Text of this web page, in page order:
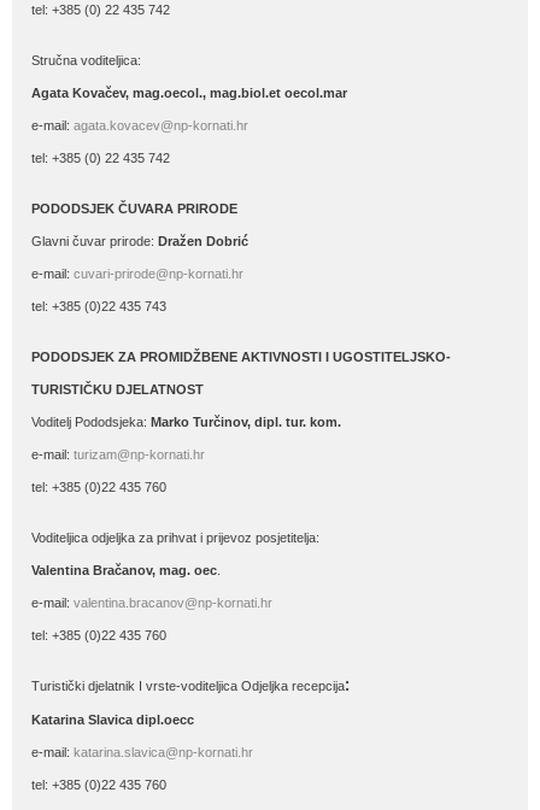
tel: +385 (0) 22 435 742
Stručna voditeljica:
Agata Kovačev, mag.oecol., mag.biol.et oecol.mar
e-mail: agata.kovacev@np-kornati.hr
tel: +385 (0) 22 435 742
PODODSJEK ČUVARA PRIRODE
Glavni čuvar prirode: Dražen Dobrić
e-mail: cuvari-prirode@np-kornati.hr
tel: +385 (0)22 435 743
PODODSJEK ZA PROMIDŽBENE AKTIVNOSTI I UGOSTITELJSKO-
TURISTIČKU DJELATNOST
Voditelj Pododsjeka: Marko Turčinov, dipl. tur. kom.
e-mail: turizam@np-kornati.hr
tel: +385 (0)22 435 760
Voditeljica odjeljka za prihvat i prijevoz posjetitelja:
Valentina Bračanov, mag. oec
e-mail: valentina.bracanov@np-kornati.hr
tel: +385 (0)22 435 760
Turistički djelatnik I vrste-voditeljica Odjeljka recepcija:
Katarina Slavica dipl.oecc
e-mail: katarina.slavica@np-kornati.hr
tel: +385 (0)22 435 760